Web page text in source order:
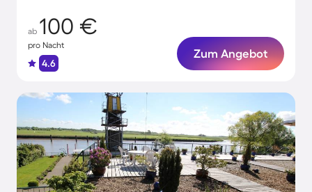
ab 100 €
pro Nacht
4.6
Zum Angebot